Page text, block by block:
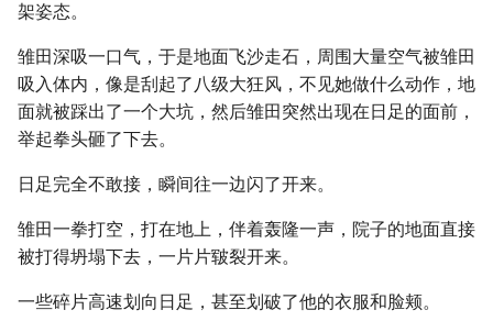
架姿态。
雏田深吸一口气，于是地面飞沙走石，周围大量空气被雏田
吸入体内，像是刮起了八级大狂风，不见她做什么动作，地
面就被踩出了一个大坑，然后雏田突然出现在日足的面前，
举起拳头砸了下去。
日足完全不敢接，瞬间往一边闪了开来。
雏田一拳打空，打在地上，伴着轰隆一声，院子的地面直接
被打得坍塌下去，一片片皲裂开来。
一些碎片高速划向日足，甚至划破了他的衣服和脸颊。